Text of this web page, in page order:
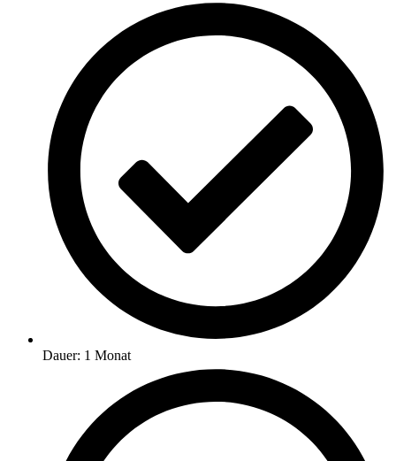
Dauer: 1 Monat